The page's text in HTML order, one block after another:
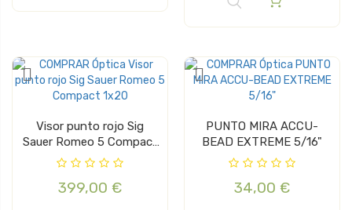
Visor punto rojo Sig
Sauer Romeo 5 Compact
1x20
399,00 €
PUNTO MIRA ACCU-
BEAD EXTREME 5/16"
34,00 €